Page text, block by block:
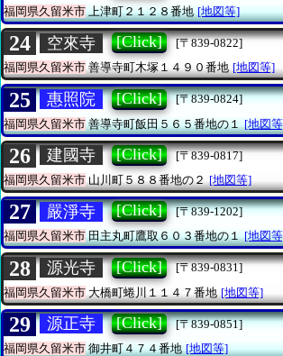
福岡県久留米市上津町２１２８番地 [地図等]
24 空來寺 [Click]
[〒839-0822]
福岡県久留米市善導寺町木塚１４９０番地 [地図等]
25 惠照院 [Click]
[〒839-0824]
福岡県久留米市善導寺町飯田５６５番地の１ [地図
26 建國寺 [Click]
[〒839-0817]
福岡県久留米市 山川町５８８番地の２ [地図等]
27 嚴淨寺 [Click]
[〒839-1202]
福岡県久留米市田主丸町鷹取６０３番地の１ [地図
28 源光寺 [Click]
[〒839-0831]
福岡県久留米市 大橋町蜷川１１４７番地 [地図等]
29 源正寺 [Click]
[〒839-0851]
福岡県久留米市御井町４７４番地 [地図等]